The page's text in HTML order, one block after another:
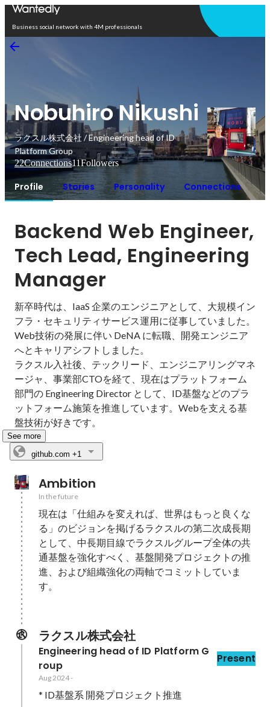
Business social network with 4M professionals
Nobuhiro Nikushi
ラクスル株式会社 / Engineering head of ID
Platform Group
22Connections11Followers
Profile Stories Personality Connections
Backend Web Engineer,
Tech Lead, Engineering
Manager
新卒時代は、IaaS 企業のエンジニアとして、大規模イン
フラ・セキュリティサービス運用に従事していました。
Web技術の発展に伴い DeNA に転職、開発エンジニア
へとキャリアシフトしました。
ラクスル入社後、テックリード、エンジニアリングマネ
ージャ、事業部CTOを経て、現在はプラットフォーム
部門の Engineering Director として、ID基盤などのプラ
ットフォーム施策を推進しています。Webを支える基
盤技術が好きです。
See more
github.com +1
Ambition
In the future
現在は「仕組みを変えれば、世界はもっと良くな
る」のビジョンを掲げるラクスルの第二次成長期
として、中長期目線でラクスルグループ全体の共
通基盤を強化すべく、基盤開発プロジェクトの推
進、および組織強化の両軸でコミットしていま
す。
ラクスル株式会社
Engineering head of ID Platform G
roup
Present
Aug 2024-
* ID基盤系 開発プロジェクト推進